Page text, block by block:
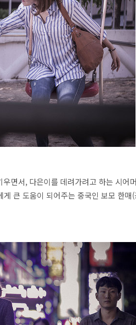
면서, 다은이를 데려가려고 하는 시어
큰 도움이 되어주는 중국인 보모 한매